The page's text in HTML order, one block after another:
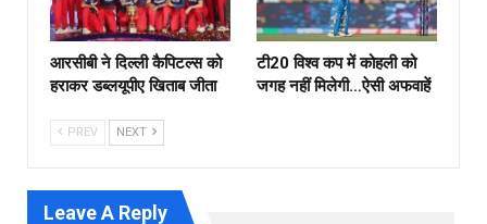
आरसीबी ने दिल्ली कैपिटल्स को
हराकर डब्लयूपीए खिताब जीता
टी20 विश्व कप में कोहली को
जगह नहीं मिलेगी…ऐसी अफवाहें
PREV NEXT
Leave A Reply